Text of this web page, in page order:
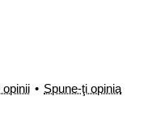
opinii • Spune-ţi opinia